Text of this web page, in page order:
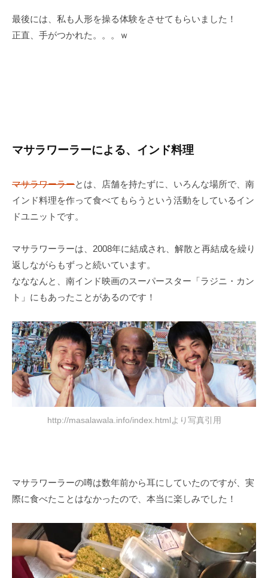
最後には、私も人形を操る体験をさせてもらいました！
正直、手がつかれた。。。ｗ
マサラワーラーによる、インド料理
マサラワーラーとは、店舗を持たずに、いろんな場所で、南
インド料理を作って食べてもらうという活動をしているイン
ドユニットです。
マサラワーラーは、2008年に結成され、解散と再結成を繰り
返しながらもずっと続いています。
なななんと、南インド映画のスーパースター「ラジニ・カン
ト」にもあったことがあるのです！
http://masalawala.info/index.htmlより写真引用
マサラワーラーの噂は数年前から耳にしていたのですが、実
際に食べたことはなかったので、本当に楽しみでした！